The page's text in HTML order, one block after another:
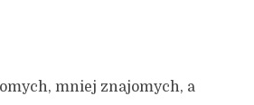
mniej znajomych, a